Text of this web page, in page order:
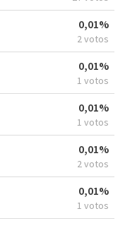
0,01%
2 votos
0,01%
1 votos
0,01%
1 votos
0,01%
2 votos
0,01%
1 votos